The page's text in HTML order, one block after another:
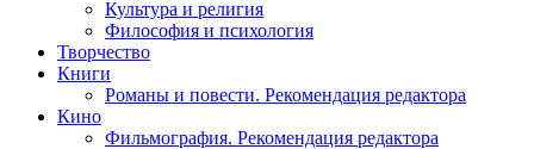
Культура и религия
Философия и психология
Творчество
Книги
Романы и повести. Рекомендация редактора
Кино
Фильмография. Рекомендация редактора